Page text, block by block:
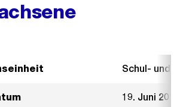
Schul- und
19. Juni 2013